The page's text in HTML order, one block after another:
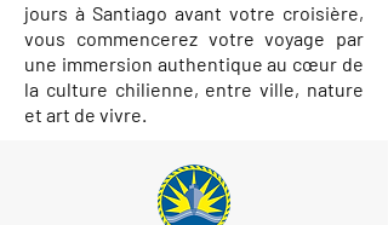
jours à Santiago avant votre croisière,
vous commencerez votre voyage par
une immersion authentique au cœur de
la culture chilienne, entre ville, nature
et art de vivre.